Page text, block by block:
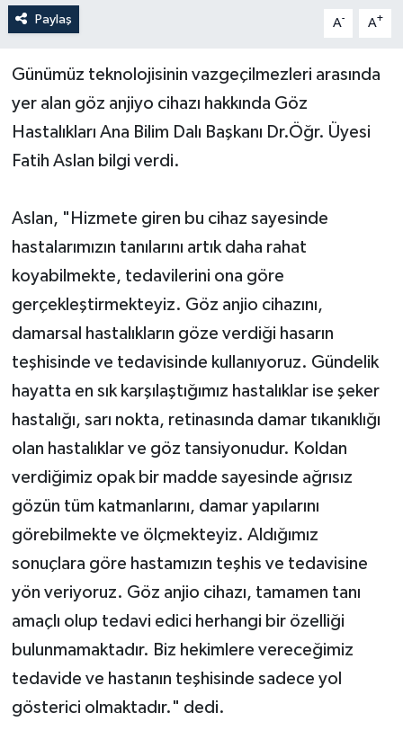
Paylaş A- A+
Günümüz teknolojisinin vazgeçilmezleri arasında
yer alan göz anjiyo cihazı hakkında Göz
Hastalıkları Ana Bilim Dalı Başkanı Dr.Öğr. Üyesi
Fatih Aslan bilgi verdi.
Aslan, "Hizmete giren bu cihaz sayesinde
hastalarımızın tanılarını artık daha rahat
koyabilmekte, tedavilerini ona göre
gerçekleştirmekteyiz. Göz anjio cihazını,
damarsal hastalıkların göze verdiği hasarın
teşhisinde ve tedavisinde kullanıyoruz. Gündelik
hayatta en sık karşılaştığımız hastalıklar ise şeker
hastalığı, sarı nokta, retinasında damar tıkanıklığı
olan hastalıklar ve göz tansiyonudur. Koldan
verdiğimiz opak bir madde sayesinde ağrısız
gözün tüm katmanlarını, damar yapılarını
görebilmekte ve ölçmekteyiz. Aldığımız
sonuçlara göre hastamızın teşhis ve tedavisine
yön veriyoruz. Göz anjio cihazı, tamamen tanı
amaçlı olup tedavi edici herhangi bir özelliği
bulunmamaktadır. Biz hekimlere vereceğimiz
tedavide ve hastanın teşhisinde sadece yol
gösterici olmaktadır." dedi.